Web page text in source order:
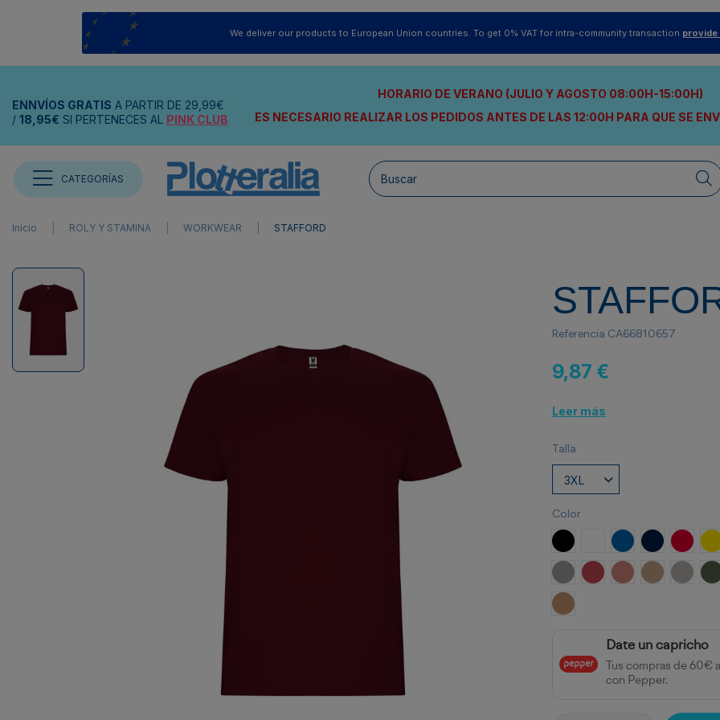
We deliver our products to European Union countries. To get 0% VAT for intra-community transaction provide
ENNVÍOS GRATIS A PARTIR DE 29,99€
/ 18,95€ SI PERTENECES AL PINK CLUB
HORARIO DE VERANO (JULIO Y AGOSTO 08:00H-15:00H)
ES NECESARIO REALIZAR LOS PEDIDOS ANTES DE LAS 12:00H PARA QUE SE
CATEGORÍAS
Inicio ROLY Y STAMINA WORKWEAR STAFFORD
Referencia CA66810657
9,87 €
Leer más
Talla
Color
NEGRO BLANCOROYAL MARINOROJO
OPALO ROJO CRISANTEMO
NARANJA CLAY
ARENA GRIS
NARANJA GREEK
Date un capricho
Tus compras de
con Pepper.